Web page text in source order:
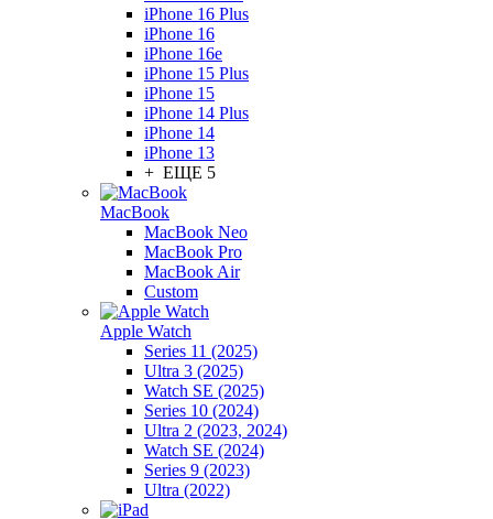
iPhone 16 Plus
iPhone 16
iPhone 16e
iPhone 15 Plus
iPhone 15
iPhone 14 Plus
iPhone 14
iPhone 13
+ ЕЩЕ 5
MacBook
MacBook Neo
MacBook Pro
MacBook Air
Custom
Apple Watch
Series 11 (2025)
Ultra 3 (2025)
Watch SE (2025)
Series 10 (2024)
Ultra 2 (2023, 2024)
Watch SE (2024)
Series 9 (2023)
Ultra (2022)